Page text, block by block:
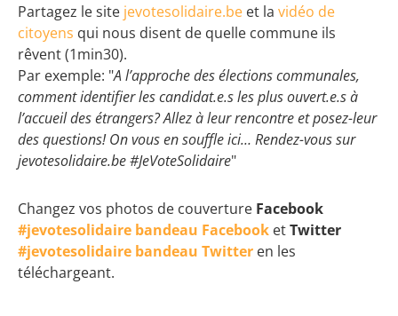
Partagez le site jevotesolidaire.be et la vidéo de
citoyens qui nous disent de quelle commune ils
rêvent (1min30).
Par exemple: "A l’approche des élections communales,
comment identifier les candidat.e.s les plus ouvert.e.s à
l’accueil des étrangers? Allez à leur rencontre et posez-leur
des questions! On vous en souffle ici… Rendez-vous sur
jevotesolidaire.be #JeVoteSolidaire"
Changez vos photos de couverture Facebook
#jevotesolidaire bandeau Facebook etTwitter
#jevotesolidaire bandeau Twitter en les
téléchargeant.